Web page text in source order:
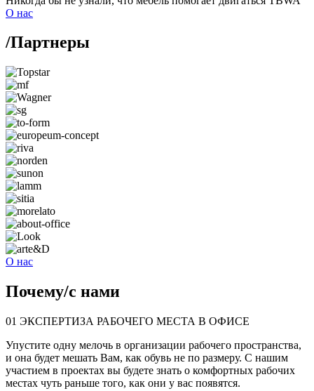
О нас
/Партнеры
О нас
Почему/с нами
01 ЭКСПЕРТИЗА РАБОЧЕГО МЕСТА В ОФИСЕ
Упустите одну мелочь в организации рабочего пространства,
и она будет мешать Вам, как обувь не по размеру. С нашим
участием в проектах вы будете знать о комфортных рабочих
местах чуть раньше того, как они у вас появятся.